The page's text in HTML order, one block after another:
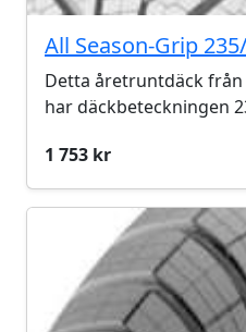
All Season-Grip
Detta åretruntdäck från
har däckbeteckningen
1 753 kr